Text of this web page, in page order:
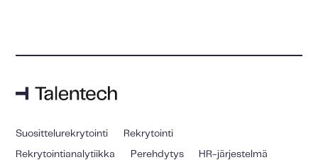
Suosittelurekrytointi Rekrytointi
Rekrytointianalytiikka Perehdytys HR-järjestelmä